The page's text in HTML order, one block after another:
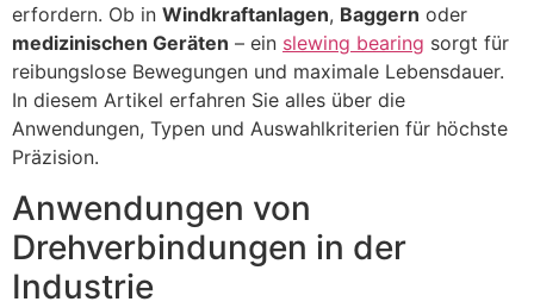
erfordern. Ob in Windkraftanlagen, Baggern oder
medizinischen Geräten – ein slewing bearing sorgt für
reibungslose Bewegungen und maximale Lebensdauer.
In diesem Artikel erfahren Sie alles über die
Anwendungen, Typen und Auswahlkriterien für höchste
Präzision.
Anwendungen von
Drehverbindungen in der
Industrie